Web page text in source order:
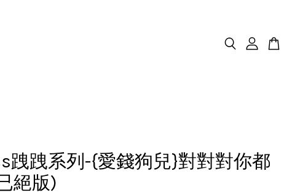
跩跩系列-{愛錢狗兒}對對對你都
絕版)